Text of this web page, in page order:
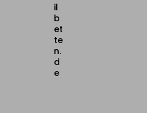
il
b
et
te
n.
d
e